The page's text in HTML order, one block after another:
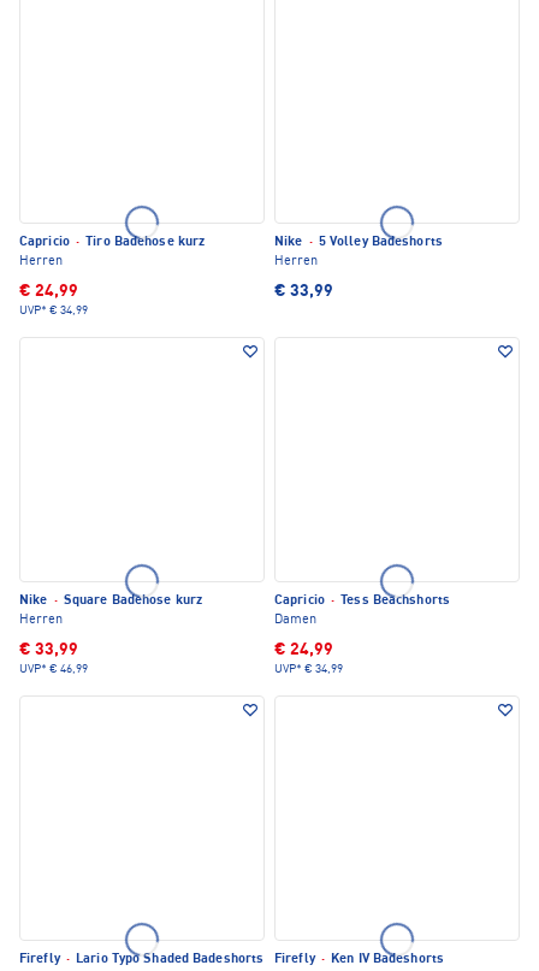
Capricio ·
Tiro Badehose kurz
Herren
€ 24,99
UVP* € 34,99
Nike · 5 Volley Badeshorts
Herren
€ 33,99
Nike · Square Badehose kurz
Herren
€ 33,99
UVP* € 46,99
Capricio ·
Tess Beachshorts
Damen
€ 24,99
UVP* € 34,99
Firefly · Lario Typo Shaded Badeshorts
Firefly · Ken IV Badeshorts